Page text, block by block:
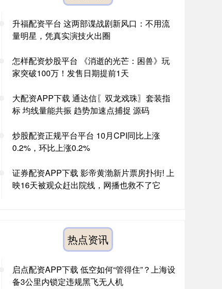
升福配资平台 这两部谍战剧新风口：不用流
量明星，凭真实演技火出圈
怎样配资炒股平台 《消逝的光芒：困兽》玩
家突破100万！发售日期提前1天
大配资APP下载 通达信〖双龙戏珠〗套装指
标 均线量能共振 趋势加速点捕捉 源码
炒股配资正规平台平台 10月CPI同比上涨
0.2%，环比上涨0.2%
证券配资APP下载 影帝黄渤新片票房扑街! 上
映16天被观众赶出院线，网播也救不了它
热点资讯
启点配资APP下载 低空如何“管得住”？上海设
备3公里内锁定违规黑飞无人机